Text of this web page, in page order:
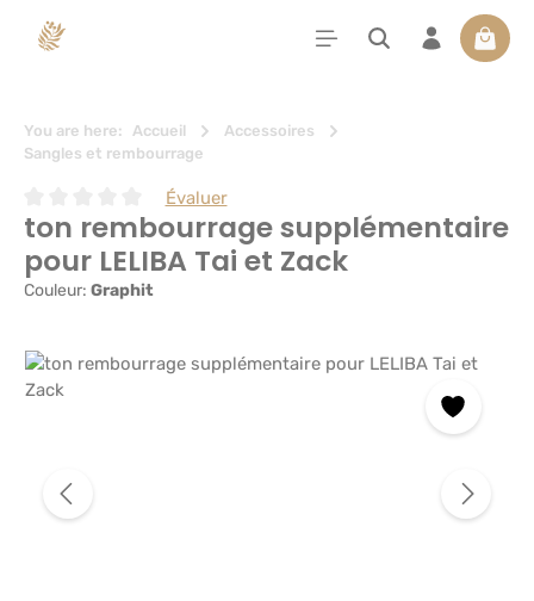
principal Le
You are here: Accueil
Accessoires
Sangles et rembourrage
Note moyenne de 0 sur 5 étoiles
Évaluer
ton rembourrage supplémentaire
pour LELIBA Tai et Zack
Couleur: Graphit
Ignorer la galerie d'images